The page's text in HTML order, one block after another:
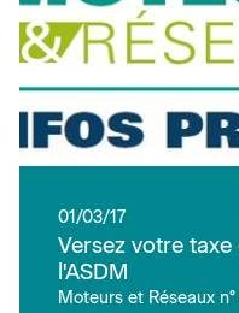
01/03/17
Versez votre
l'ASDM
Moteurs et Réseaux